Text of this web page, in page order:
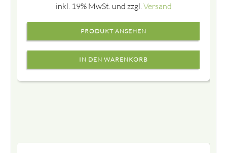
inkl. 19% MwSt. und zzgl. Versand
PRODUKT ANSEHEN